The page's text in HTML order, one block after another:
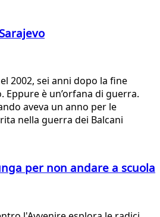
2002, sei anni dopo la fine
Eppure è un’orfana di guerra.
aveva un anno per le
nella guerra dei Balcani
per non andare a scuola